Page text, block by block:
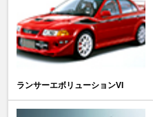
ランサーエボリューションVI